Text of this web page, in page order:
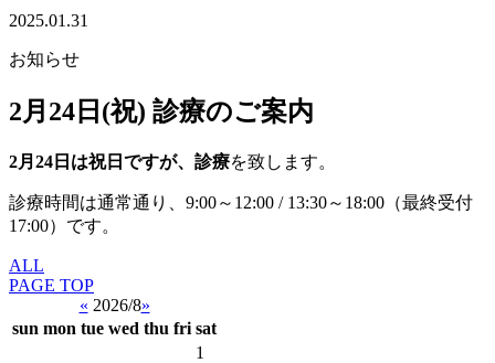
2025.01.31
お知らせ
2月24日(祝) 診療のご案内
2月24日は祝日ですが、診療を致します。
診療時間は通常通り、9:00～12:00 / 13:30～18:00（最終受付
17:00）です。
ALL
PAGE TOP
« 2026/8»
sun mon tue wed thu fri sat
1